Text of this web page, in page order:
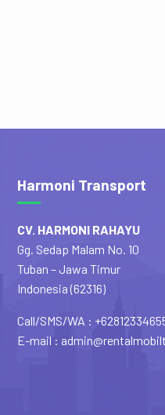
Harmoni Transport
CV. HARMONI RAHAYU
Gg. Sedap Malam No. 10
Tuban – Jawa Timur
Indonesia (62316)
Call/SMS/WA :
E-mail :